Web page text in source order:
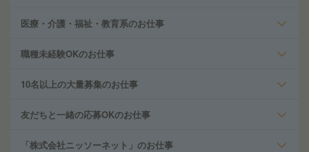
医療・介護・福祉・教育系のお仕事
職種未経験OKのお仕事
10名以上の大量募集のお仕事
友だちと一緒の応募OKのお仕事
「株式会社ニッソーネット」のお仕事